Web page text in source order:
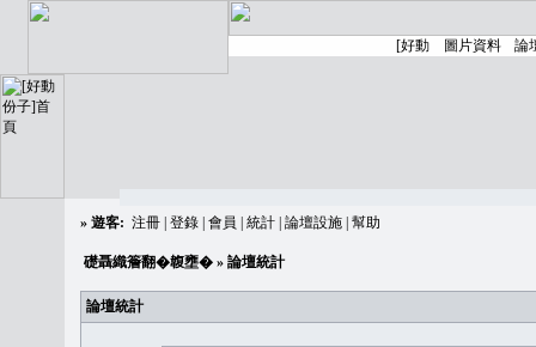
» 遊客: 注冊 登錄 會員 統計 論壇設施 幫助
礎聶織簷翻�䪖壅� » 論壇統計
論壇統計